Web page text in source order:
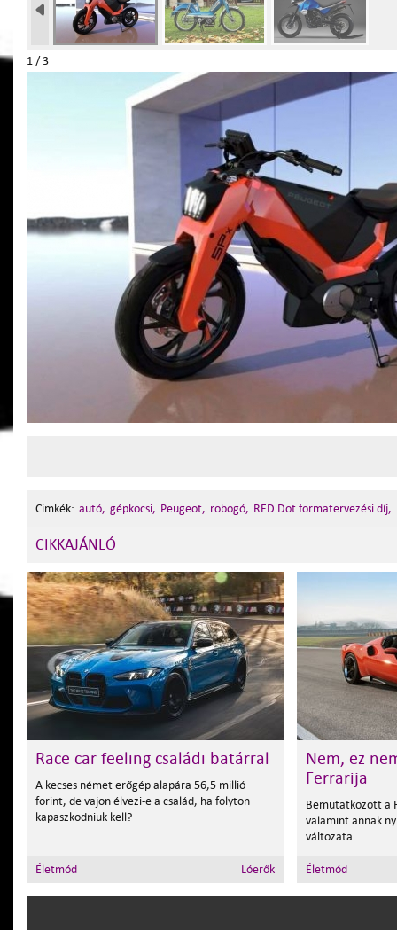
1 / 3
Cimkék: autó, gépkocsi, Peugeot, robogó, RED Dot formatervezési díj,
CIKKAJÁNLÓ
Race car feeling családi batárral
A kecses német erőgép alapára 56,5 millió
forint, de vajon élvezi-e a család, ha folyton
kapaszkodniuk kell?
Életmód Lóerők
Nem, ez
Ferrarija
Bemutatkozott a
valamint annak
változata.
Életmód